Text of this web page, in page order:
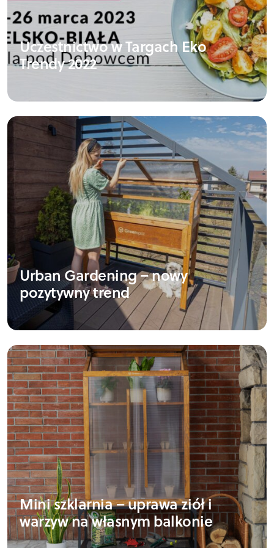
Uczestnictwo w Targach Eko
Trendy 2022
Urban Gardening – nowy
pozytywny trend
Mini szklarnia – uprawa ziół i
warzyw na własnym balkonie